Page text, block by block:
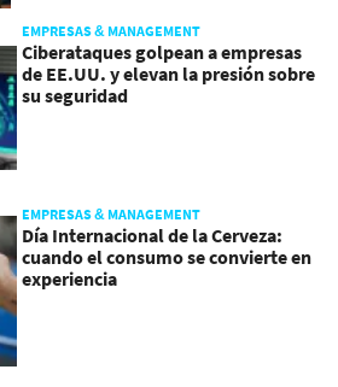
EMPRESAS & MANAGEMENT
Ciberataques golpean a empresas
de EE.UU. y elevan la presión sobre
su seguridad
EMPRESAS & MANAGEMENT
Día Internacional de la Cerveza:
cuando el consumo se convierte en
experiencia